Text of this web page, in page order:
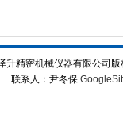
升精密机械仪器有限公司
联系人：尹冬保